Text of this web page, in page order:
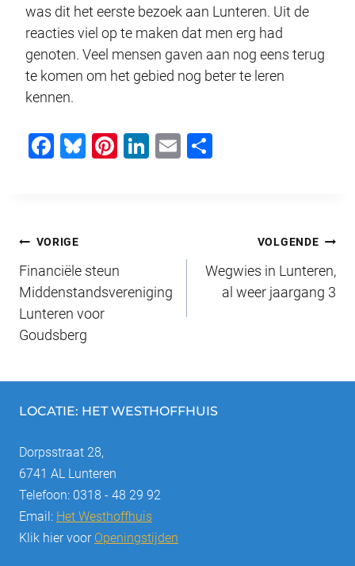
was dit het eerste bezoek aan Lunteren. Uit de
reacties viel op te maken dat men erg had
genoten. Veel mensen gaven aan nog eens terug
te komen om het gebied nog beter te leren
kennen.
F
b
o
o
k
Bl Pi Li
E
Bericht
navigatie
VORIGE
Financiële steun
Middenstandsvereniging
Lunteren voor
Goudsberg
VOLGENDE
Wegwies in Lunteren,
al weer jaargang 3
LOCATIE: HET WESTHOFFHUIS
Dorpsstraat 28,
6741 AL Lunteren
Telefoon: 0318 - 48 29 92
Email: Het Westhoffhuis
Klik hier voor Openingstijden